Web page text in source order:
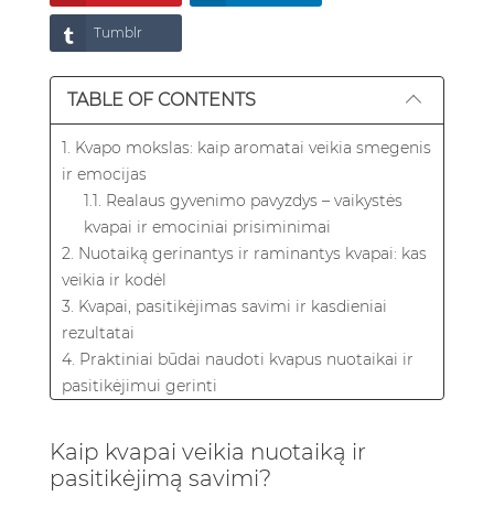
Tumblr
TABLE OF CONTENTS
1. Kvapo mokslas: kaip aromatai veikia smegenis
ir emocijas
1.1. Realaus gyvenimo pavyzdys – vaikystės
kvapai ir emociniai prisiminimai
2. Nuotaiką gerinantys ir raminantys kvapai: kas
veikia ir kodėl
3. Kvapai, pasitikėjimas savimi ir kasdieniai
rezultatai
4. Praktiniai būdai naudoti kvapus nuotaikai ir
pasitikėjimui gerinti
6. Dažniausiai užduodami klausimai
6.1. Kaip greitai kvapai gali paveikti nuotaiką
ar pasitikėjimą savimi?
Kaip kvapai veikia nuotaiką ir
pasitikėjimą savimi?